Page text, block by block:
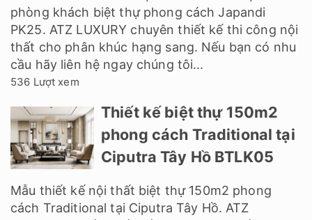
phòng khách biệt thự phong cách Japandi
PK25. ATZ LUXURY chuyên thiết kế thi công nội
thất cho phân khúc hạng sang. Nếu bạn có nhu
cầu hãy liên hệ ngay chúng tôi...
536 Lượt xem
Thiết kế biệt thự 150m2
phong cách Traditional tại
Ciputra Tây Hồ BTLK05
Mẫu thiết kế nội thất biệt thự 150m2 phong
cách Traditional tại Ciputra Tây Hồ. ATZ